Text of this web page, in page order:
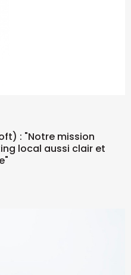
: "Notre mission
local aussi clair et